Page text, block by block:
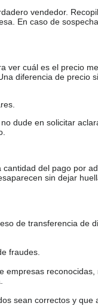
vendedor.
En caso de
cuál es el precio
diferencia de precio
dude en solicitar
del pago por
sin dejar
de transferencia de
fraudes.
sean correctos y que